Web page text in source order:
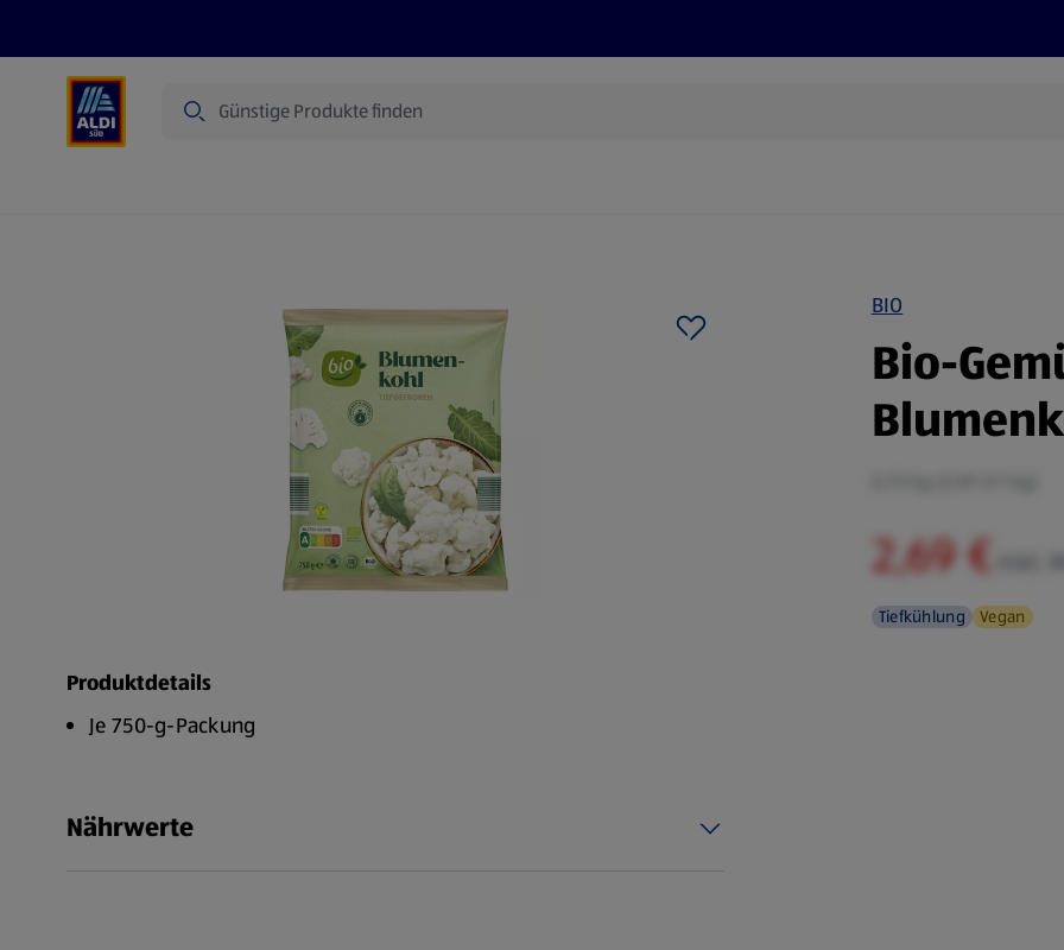
BIO
Bio-
2,69 €
Tiefkühlung Vegan
Produktdetails
Je 750-g-Packung
Nährwerte